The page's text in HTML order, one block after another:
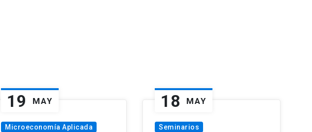
19 MAY
Microeconomía Aplicada
18 MAY
Seminarios